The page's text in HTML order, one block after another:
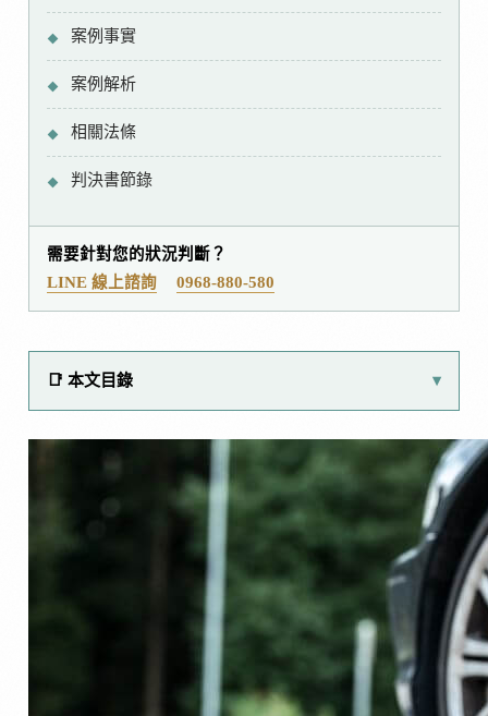
案例事實
案例解析
相關法條
判決書節錄
需要針對您的狀況判斷？
LINE 線上諮詢
0968-880-580
📑 本文目錄